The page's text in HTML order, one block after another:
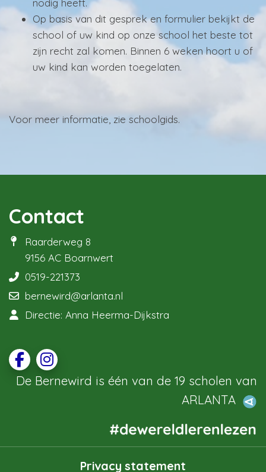
nodig heeft.
Op basis van dit gesprek en formulier bekijkt de
school of uw kind op onze school het beste tot
zijn recht zal komen. Binnen 6 weken hoort u of
uw kind kan worden toegelaten.
Voor meer informatie, zie schoolgids.
Contact
Raarderweg 8
9156 AC Boarnwert
0519-221373
bernewird@arlanta.nl
Directie: Anna Heerma-Dijkstra
De Bernewird is één van de 19 scholen van
ARLANTA
Privacy statement